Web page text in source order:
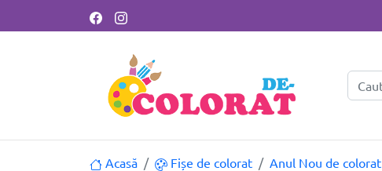
Acasă Fișe de colorat Anul Nou de colorat